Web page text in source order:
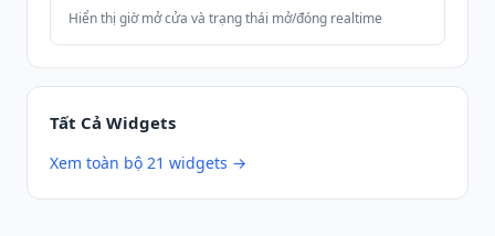
Hiển thị giờ mở cửa và trạng thái mở/đóng realtime
Tất Cả Widgets
Xem toàn bộ 21 widgets →